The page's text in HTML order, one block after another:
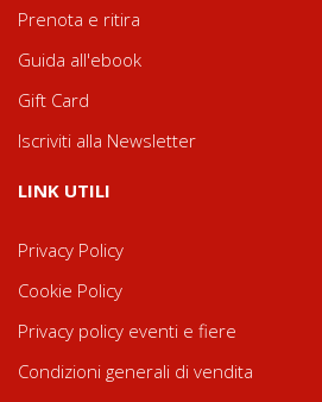
Prenota e ritira
Guida all'ebook
Gift Card
Iscriviti alla Newsletter
LINK UTILI
Privacy Policy
Cookie Policy
Privacy policy eventi e fiere
Condizioni generali di vendita